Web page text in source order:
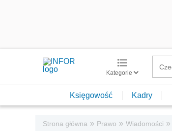
Kategorie
Księgowość Kadry
Strona główna » Prawo » Wiadomości »